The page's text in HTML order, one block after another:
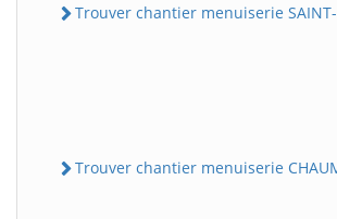
Trouver chantier menuiserie SAINT-
Trouver chantier menuiserie